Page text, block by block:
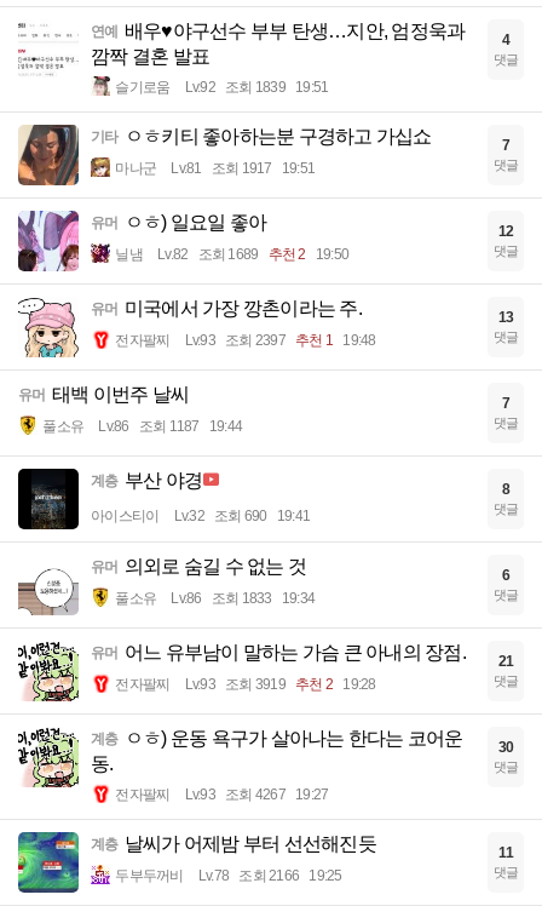
연예
배우♥야구선수 부부 탄생…지안, 엄정욱과
깜짝 결혼 발표
슬기로움 Lv.92 조회 1839 19:51
4
댓글
기타 ㅇㅎ키티 좋아하는분 구경하고 가십쇼
마나군 Lv.81 조회 1917 19:51
7
댓글
유머 ㅇㅎ) 일요일 좋아
닐냄 Lv.82 조회 1689 추천 2 19:50
12
댓글
유머 미국에서 가장 깡촌이라는 주.
전자팔찌 Lv.93 조회 2397 추천 1 19:48
13
댓글
유머 태백 이번주 날씨
풀소유 Lv.86 조회 1187 19:44
7
댓글
계층 부산 야경
아이스티이 Lv.32 조회 690 19:41
8
댓글
유머 의외로 숨길 수 없는 것
풀소유 Lv.86 조회 1833 19:34
6
댓글
유머 어느 유부남이 말하는 가슴 큰 아내의 장점.
전자팔찌 Lv.93 조회 3919 추천 2 19:28
21
댓글
계층
ㅇㅎ) 운동 욕구가 살아나는 한다는 코어운
동.
전자팔찌 Lv.93 조회 4267 19:27
30
댓글
계층 날씨가 어제밤 부터 선선해진듯
두부두꺼비 Lv.78 조회 2166 19:25
11
댓글